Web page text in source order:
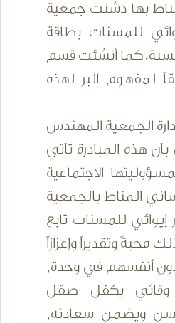
بها دشنت جمعية
للمسنات بطاقة
تصل لـ64 مسنة، كما أنشئت قسم
لمفهوم البر لهذه
الجمعية المهندس
هذه المبادرة تأتي
الاجتماعية
المناط بالجمعية
إيوائي للمسنات تابع
محبةً وتقديراً وإعزازاً
أنفسهم في وحدة,
وقائي يكفل صقل
ويضمن سعادته,